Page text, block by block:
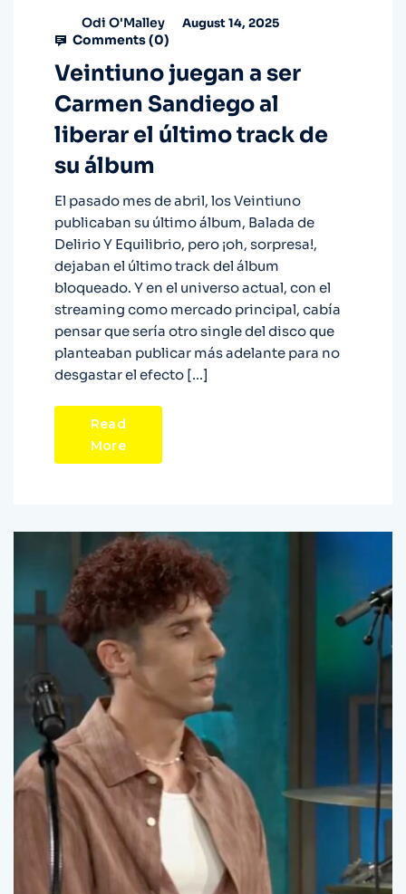
Odi O'Malley August 14, 2025
Comments (0)
Veintiuno juegan a ser
Carmen Sandiego al
liberar el último track de
su álbum
El pasado mes de abril, los Veintiuno
publicaban su último álbum, Balada de
Delirio Y Equilibrio, pero ¡oh, sorpresa!,
dejaban el último track del álbum
bloqueado. Y en el universo actual, con el
streaming como mercado principal, cabía
pensar que sería otro single del disco que
planteaban publicar más adelante para no
desgastar el efecto […]
Read
More